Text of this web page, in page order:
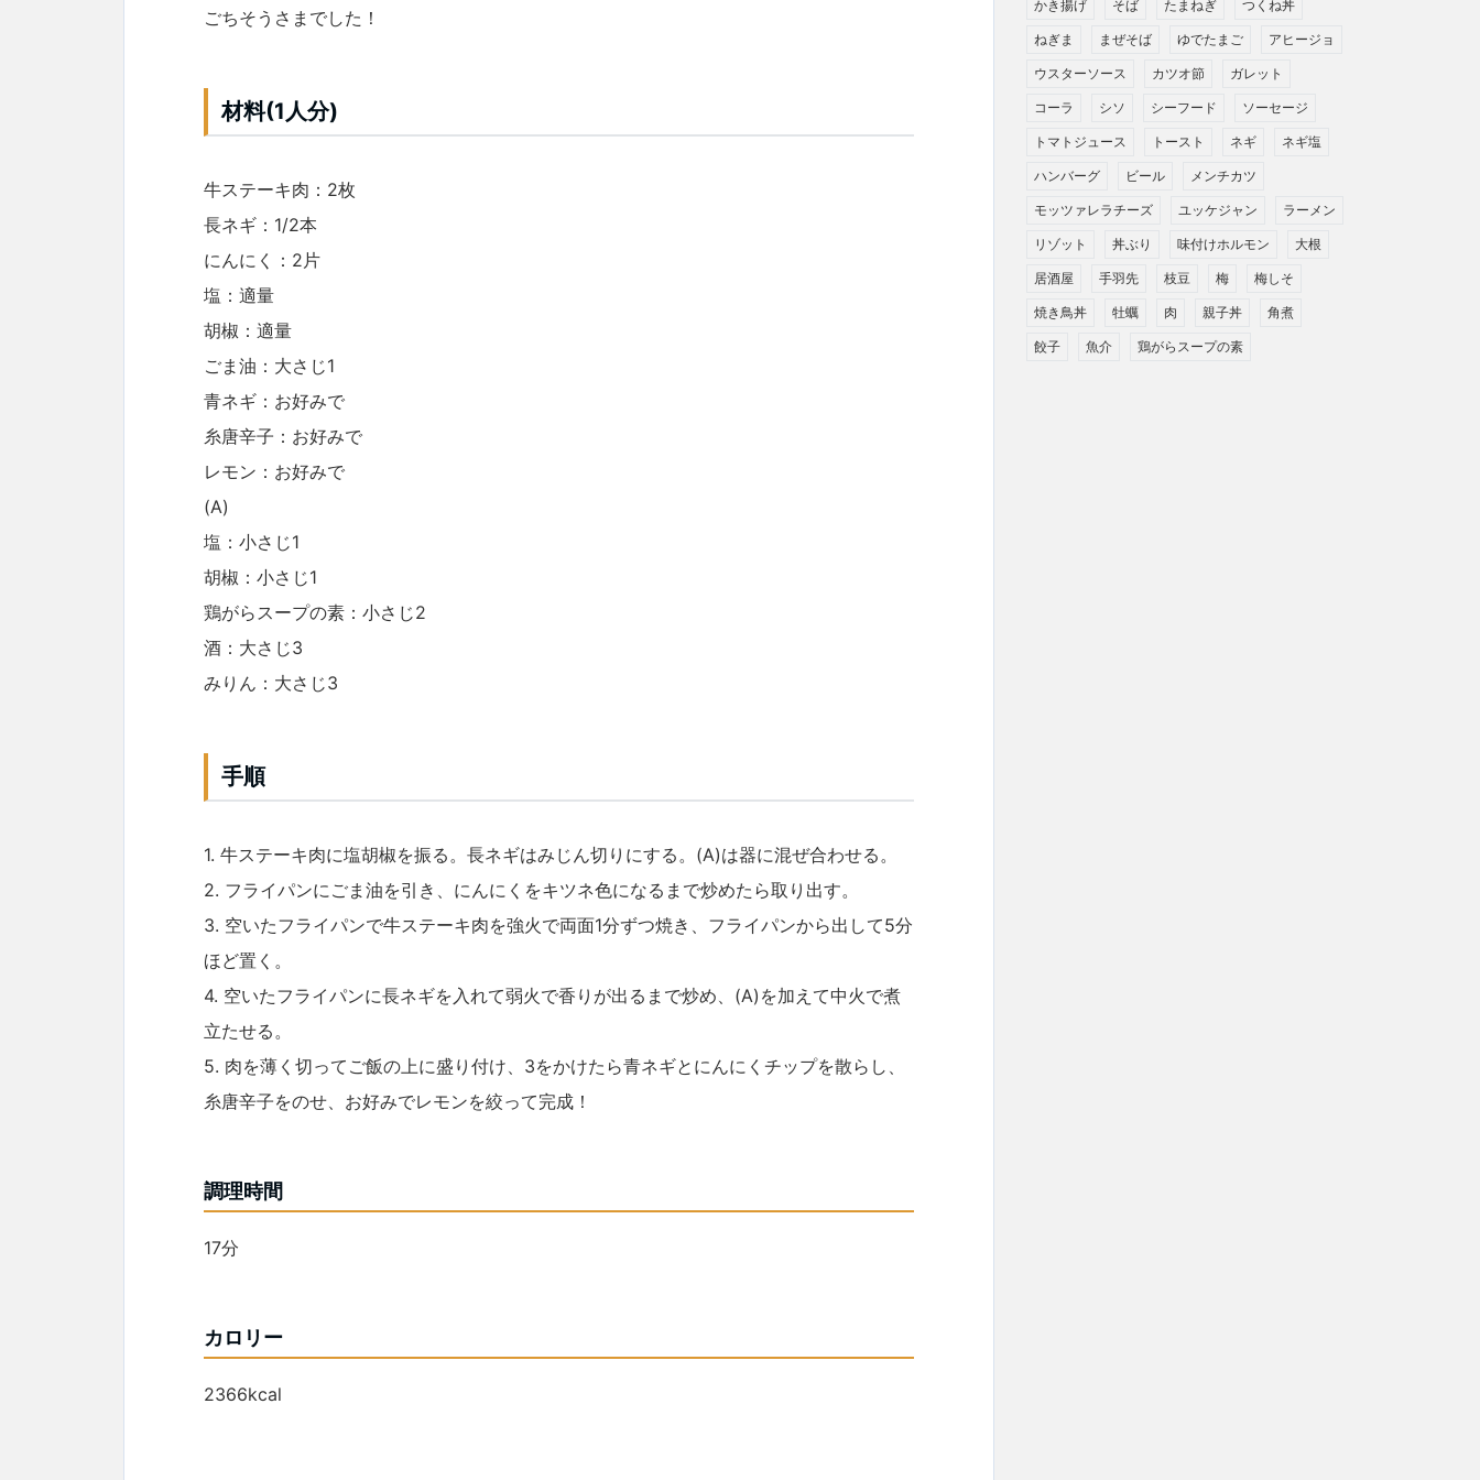
ごちそうさまでした！
材料(1人分)
牛ステーキ肉：2枚
長ネギ：1/2本
にんにく：2片
塩：適量
胡椒：適量
ごま油：大さじ1
青ネギ：お好みで
糸唐辛子：お好みで
レモン：お好みで
(A)
塩：小さじ1
胡椒：小さじ1
鶏がらスープの素：小さじ2
酒：大さじ3
みりん：大さじ3
手順
1. 牛ステーキ肉に塩胡椒を振る。長ネギはみじん切りにする。(A)は器に混ぜ合わせる。
2. フライパンにごま油を引き、にんにくをキツネ色になるまで炒めたら取り出す。
3. 空いたフライパンで牛ステーキ肉を強火で両面1分ずつ焼き、フライパンから出して5分
ほど置く。
4. 空いたフライパンに長ネギを入れて弱火で香りが出るまで炒め、(A)を加えて中火で煮
立たせる。
5. 肉を薄く切ってご飯の上に盛り付け、3をかけたら青ネギとにんにくチップを散らし、
糸唐辛子をのせ、お好みでレモンを絞って完成！
調理時間
17分
カロリー
2366kcal
かき揚げ そば たまねぎ つくね丼
ねぎま まぜそば ゆでたまご アヒージョ
ウスターソース カツオ節 ガレット
コーラ シソ シーフード ソーセージ
トマトジュース トースト ネギ ネギ塩
ハンバーグ ビール メンチカツ
モッツァレラチーズ ユッケジャン ラーメン
リゾット 丼ぶり 味付けホルモン 大根
居酒屋 手羽先 枝豆 梅 梅しそ
焼き鳥丼 牡蠣 肉 親子丼 角煮
餃子 魚介 鶏がらスープの素